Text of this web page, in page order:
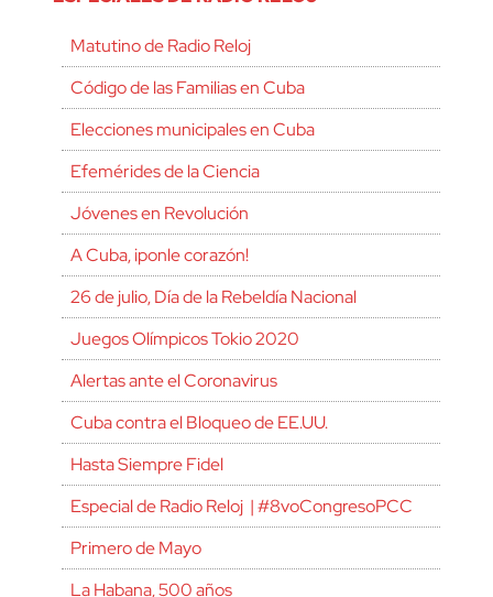
Matutino de Radio Reloj
Código de las Familias en Cuba
Elecciones municipales en Cuba
Efemérides de la Ciencia
Jóvenes en Revolución
A Cuba, ¡ponle corazón!
26 de julio, Día de la Rebeldía Nacional
Juegos Olímpicos Tokio 2020
Alertas ante el Coronavirus
Cuba contra el Bloqueo de EE.UU.
Hasta Siempre Fidel
Especial de Radio Reloj | #8voCongresoPCC
Primero de Mayo
La Habana, 500 años